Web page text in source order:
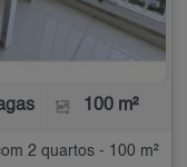
100 m²
2 quartos - 100 m²